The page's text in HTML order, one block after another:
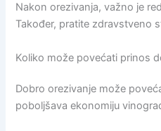
Nakon orezivanja, važno je
Također, pratite zdravstveno
Koliko može povećati prinos
Dobro orezivanje može
poboljšava ekonomiju